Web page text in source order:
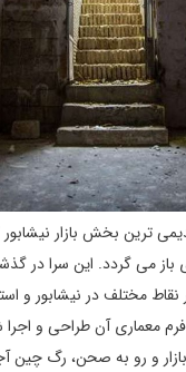
ترین بخش بازار
می گردد. این سرا در
نقاط مختلف در نیشابور و
فرم معماری آن طراحی و
و رو به صحن، رگ چین